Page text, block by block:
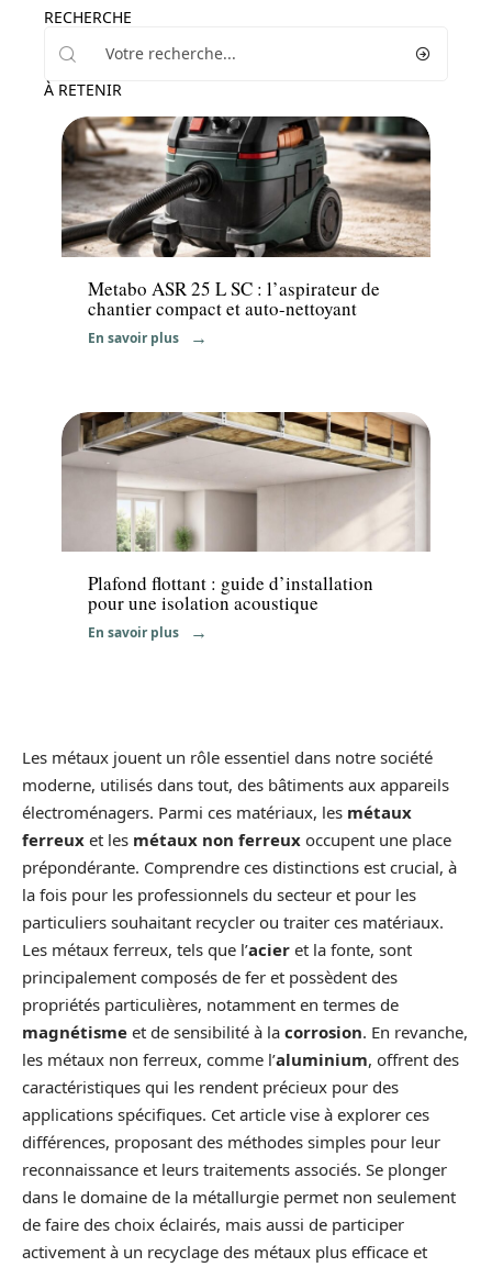
RECHERCHE
À RETENIR
News
Metabo ASR 25 L SC : l’aspirateur de
chantier compact et auto-nettoyant
En savoir plus
Travaux
Plafond flottant : guide d’installation
pour une isolation acoustique
En savoir plus
Les métaux jouent un rôle essentiel dans notre société
moderne, utilisés dans tout, des bâtiments aux appareils
électroménagers. Parmi ces matériaux, les métaux
ferreux et les métaux non ferreux occupent une place
prépondérante. Comprendre ces distinctions est crucial, à
la fois pour les professionnels du secteur et pour les
particuliers souhaitant recycler ou traiter ces matériaux.
Les métaux ferreux, tels que l’acier et la fonte, sont
principalement composés de fer et possèdent des
propriétés particulières, notamment en termes de
magnétisme et de sensibilité à la corrosion. En revanche,
les métaux non ferreux, comme l’aluminium, offrent des
caractéristiques qui les rendent précieux pour des
applications spécifiques. Cet article vise à explorer ces
différences, proposant des méthodes simples pour leur
reconnaissance et leurs traitements associés. Se plonger
dans le domaine de la métallurgie permet non seulement
de faire des choix éclairés, mais aussi de participer
activement à un recyclage des métaux plus efficace et